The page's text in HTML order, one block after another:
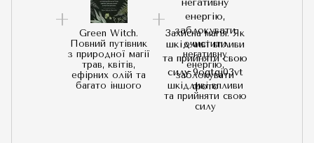
Green Witch.
Повний путівник
з природної магії
трав, квітів,
ефірних олій та
багато іншого
Захисна магія. Як
очистити
негативну
енергію,
заблокувати
шкідливі впливи
та прийняти свою
силу